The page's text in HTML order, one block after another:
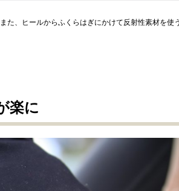
た、ヒールからふくらはぎにかけて反射性素材を使
楽に